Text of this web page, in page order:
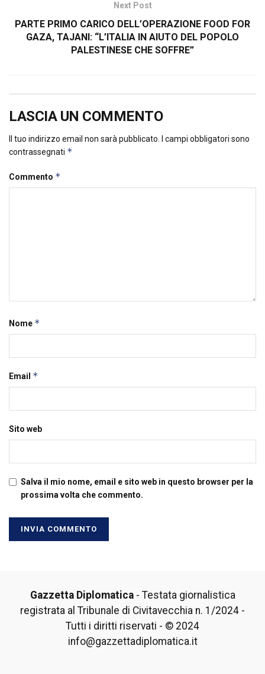
Next Post
PARTE PRIMO CARICO DELL’OPERAZIONE FOOD FOR
GAZA, TAJANI: “L’ITALIA IN AIUTO DEL POPOLO
PALESTINESE CHE SOFFRE”
LASCIA UN COMMENTO
Il tuo indirizzo email non sarà pubblicato.
I campi obbligatori sono
contrassegnati *
Commento *
Nome *
Email *
Sito web
Salva il mio nome, email e sito web in questo browser per la
prossima volta che commento.
Gazzetta Diplomatica- Testata giornalistica
registrata al Tribunale di Civitavecchia n. 1/2024 -
Tutti i diritti riservati - © 2024
info@gazzettadiplomatica.it